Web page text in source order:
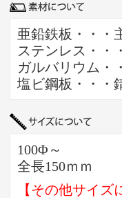
亜鉛鉄板・・・
ステンレス・
ガルバリウム・
塩ビ鋼板・・・
100Φ～
全長150ｍｍ
【その他サイズ